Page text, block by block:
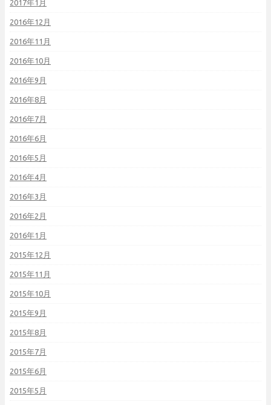
2017年1月
2016年12月
2016年11月
2016年10月
2016年9月
2016年8月
2016年7月
2016年6月
2016年5月
2016年4月
2016年3月
2016年2月
2016年1月
2015年12月
2015年11月
2015年10月
2015年9月
2015年8月
2015年7月
2015年6月
2015年5月